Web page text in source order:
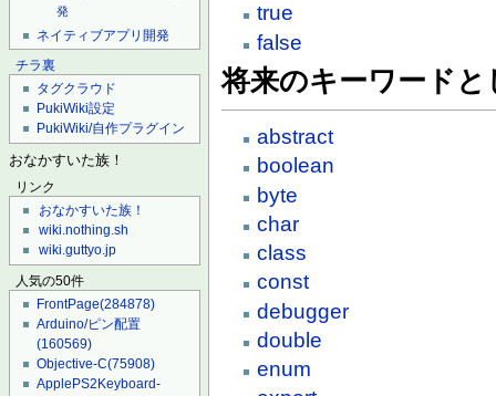
発
ネイティブアプリ開発
チラ裏
タグクラウド
PukiWiki設定
PukiWiki/自作プラグイン
おなかすいた族！
リンク
おなかすいた族！
wiki.nothing.sh
wiki.guttyo.jp
人気の50件
FrontPage(284878)
Arduino/ピン配置
(160569)
Objective-C(75908)
ApplePS2Keyboard-
true
false
将来のキーワードと
abstract
boolean
byte
char
class
const
debugger
double
enum